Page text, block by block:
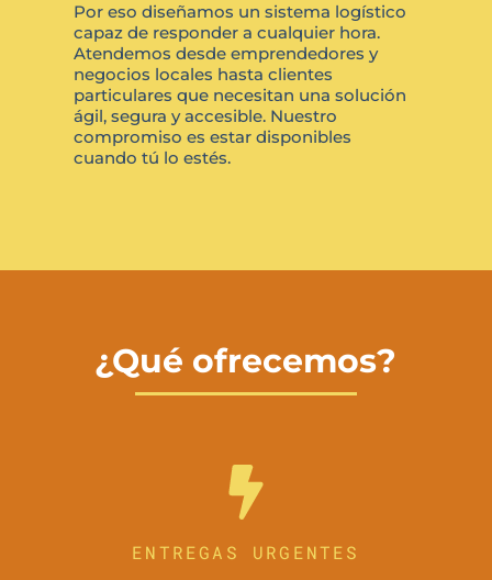
Por eso diseñamos un sistema logístico
capaz de responder a cualquier hora.
Atendemos desde emprendedores y
negocios locales hasta clientes
particulares que necesitan una solución
ágil, segura y accesible. Nuestro
compromiso es estar disponibles
cuando tú lo estés.
¿Qué ofrecemos?
ENTREGAS URGENTES